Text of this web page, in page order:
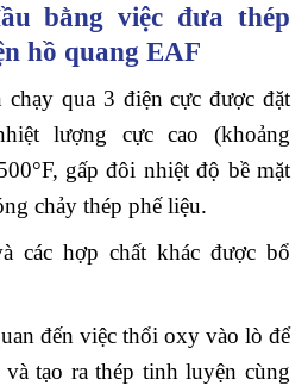
bằng việc đưa thép
hồ quang EAF
qua 3 điện cực được đặt
lượng cực cao (khoảng
gấp đôi nhiệt độ bề mặt
chảy thép phế liệu.
các hợp chất khác được bổ
đến việc thổi oxy vào lò để
tạo ra thép tinh luyện cùng